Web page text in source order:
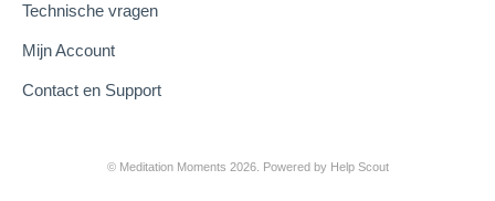
Technische vragen
Mijn Account
Contact en Support
© Meditation Moments 2026. Powered by Help Scout